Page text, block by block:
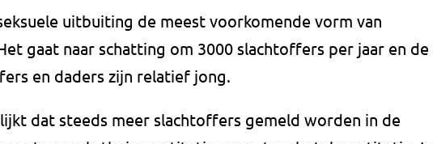
uitbuiting de meest voorkomende vorm van
gaat naar schatting om 3000 slachtoffers per jaar en de
en daders zijn relatief jong.
dat steeds meer slachtoffers gemeld worden in de